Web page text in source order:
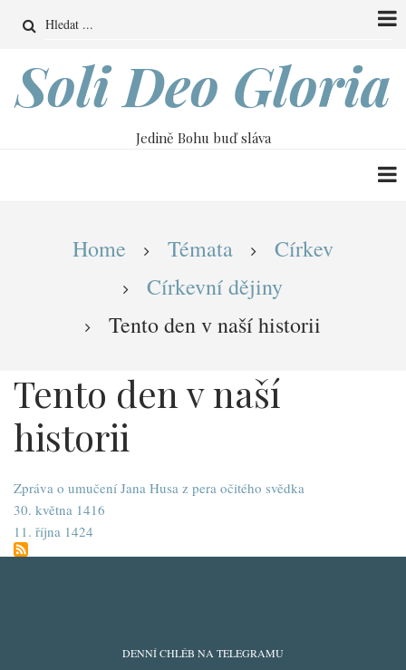
obsahu
Search
Soli Deo Gloria
Jedině Bohu buď sláva
Drobečková
navigace
Home Témata
Církev
Církevní dějiny
Tento den v naší historii
Tento den v naší
historii
Zpráva o umučení Jana Husa z pera očitého svědka
30. května 1416
11. října 1424
DENNÍ CHLÉB NA TELEGRAMU